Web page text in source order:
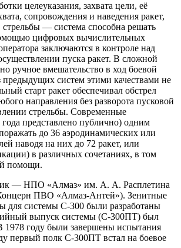
целеуказания, захвата цели, её
сопровождения и наведения ракет,
стрельбы — система способна решать
цифровых вычислительных
заключаются в контроле над
пуска ракет. В сложной
ручное вмешательство в ход боевой
систем этими качествами не
старт ракет обеспечивал обстрел
направления без разворота пусковой
стрельбы. Современные
представлено публично) одним
до 36 аэродинамических или
наводя на них до 72 ракет, или
в различных сочетаниях, в том
помощи.
— НПО «Алмаз» им. А. А. Расплетина
ПВО «Алмаз-Антей»). Зенитные
для системы С-300 были разработаны
выпуск системы (С-300ПТ) был
1978 году были завершены испытания
первый полк С-300ПТ встал на боевое